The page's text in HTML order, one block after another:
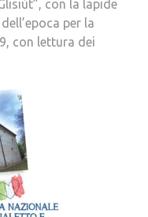
con la lapide
per la
con lettura dei